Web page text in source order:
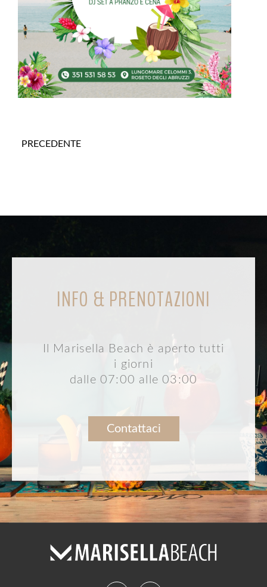
PRECEDENTE
INFO & PRENOTAZIONI
Il Marisella Beach è aperto tutti
i giorni
dalle 07:00 alle 03:00
Contattaci